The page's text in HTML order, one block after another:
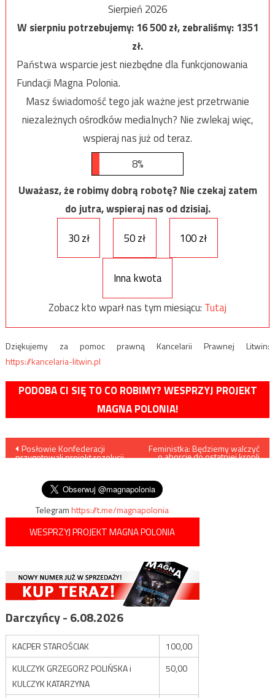
Sierpień 2026
W sierpniu potrzebujemy:16 500zł, zebraliśmy:1351
zł.
Państwa wsparcie jest niezbędne dla funkcjonowania
Fundacji Magna Polonia.
Masz świadomość tego jak ważne jest przetrwanie
niezależnych ośrodków medialnych? Nie zwlekaj więc,
wspieraj nas już od teraz.
8%
Uważasz, że robimy dobrą robotę? Nie czekaj zatem
do jutra, wspieraj nas od dzisiaj.
30 zł
50 zł 100 zł
Inna kwota
Zobacz kto wparł nas tym miesiącu: Tutaj
Dziękujemy za pomoc prawną Kancelarii Prawnej Litwin:
https://kancelaria-litwin.pl
PODOBA CI SIĘ TO CO ROBIMY? WESPRZYJ PROJEKT
MAGNA POLONIA!
Nawigacja
Posłowie Konfederacji
przygotowali projekt rezolucji
Feministka: Będziemy walczyć
o aborcję do ostatniej kropli
Telegramhttps://t.me/magnapolonia
WESPRZYJ PROJEKT MAGNA POLONIA
Darczyńcy - 6.08.2026
KACPER STAROŚCIAK
100,00
KULCZYK GRZEGORZ POLIŃSKA i
KULCZYK KATARZYNA
50,00